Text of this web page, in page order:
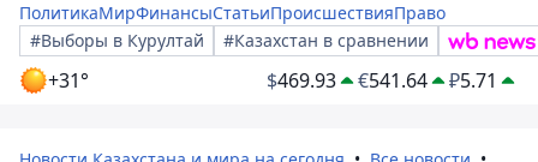
ПолитикаМирФинансыСтатьиПроисшествияПраво
#Выборы в Курултай
#Казахстан в сравнении
+31° $469.93 €541.64 ₽5.71